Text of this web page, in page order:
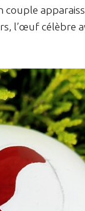
l’œuf célèbre